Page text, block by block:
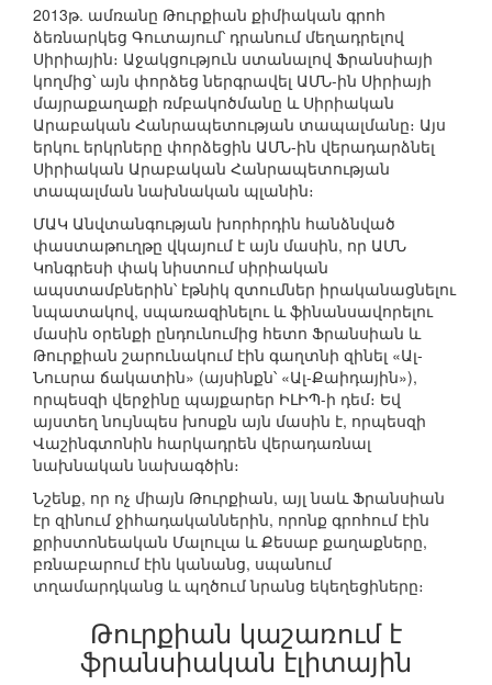
2013թ. ամռանը Թուրքիան քիմիական գրոհ
ձեռնարկեց Գուտայում՝ դրանում մեղադրելով
Սիրիային։ Աջակցություն ստանալով Ֆրանսիայի
կողմից՝ այն փորձեց ներգրավել ԱՄՆ-ին Սիրիայի
մայրաքաղաքի ռմբակոծմանը և Սիրիական
Արաբական Հանրապետության տապալմանը։ Այս
երկու երկրները փորձեցին ԱՄՆ-ին վերադարձնել
Սիրիական Արաբական Հանրապետության
տապալման նախնական պլանին։
ՄԱԿ Անվտանգության խորհրդին հանձնված
փաստաթուղթը վկայում է այն մասին, որ ԱՄՆ
Կոնգրեսի փակ նիստում սիրիական
ապստամբներին՝ էթնիկ զտումներ իրականացնելու
նպատակով, սպառազինելու և ֆինանսավորելու
մասին օրենքի ընդունումից հետո Ֆրանսիան և
Թուրքիան շարունակում էին գաղտնի զինել «Ալ-
Նուսրա ճակատին» (այսինքն՝ «Ալ-Քաիդային»),
որպեսզի վերջինը պայքարեր ԻԼԻՊ-ի դեմ։ Եվ
այստեղ նույնպես խոսքն այն մասին է, որպեսզի
Վաշինգտոնին հարկադրեն վերադառնալ
նախնական նախագծին։
Նշենք, որ ոչ միայն Թուրքիան, այլ նաև Ֆրանսիան
էր զինում ջիհադականներին, որոնք գրոհում էին
քրիստոնեական Մալուլա և Քեսաբ քաղաքները,
բռնաբարում էին կանանց, սպանում
տղամարդկանց և պղծում նրանց եկեղեցիները։
Թուրքիան կաշառում է
ֆրանսիական էլիտային